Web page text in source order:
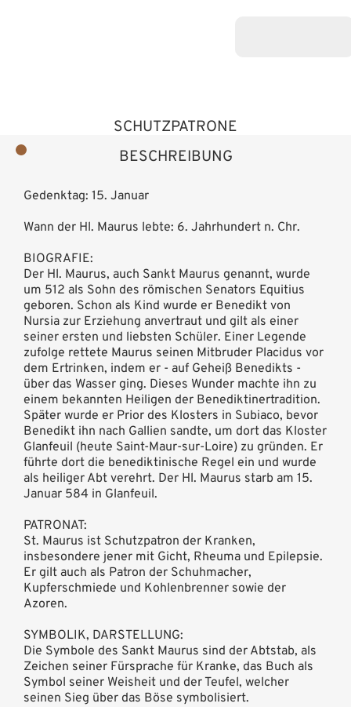
BESCHREIBUNG
SCHUTZPATRONE
Gedenktag: 15. Januar
Wann der Hl. Maurus lebte: 6. Jahrhundert n. Chr.
BIOGRAFIE:
Der Hl. Maurus, auch Sankt Maurus genannt, wurde
um 512 als Sohn des römischen Senators Equitius
geboren. Schon als Kind wurde er Benedikt von
Nursia zur Erziehung anvertraut und gilt als einer
seiner ersten und liebsten Schüler. Einer Legende
zufolge rettete Maurus seinen Mitbruder Placidus vor
dem Ertrinken, indem er - auf Geheiß Benedikts -
über das Wasser ging. Dieses Wunder machte ihn zu
einem bekannten Heiligen der Benediktinertradition.
Später wurde er Prior des Klosters in Subiaco, bevor
Benedikt ihn nach Gallien sandte, um dort das Kloster
Glanfeuil (heute Saint-Maur-sur-Loire) zu gründen. Er
führte dort die benediktinische Regel ein und wurde
als heiliger Abt verehrt. Der Hl. Maurus starb am 15.
Januar 584 in Glanfeuil.
PATRONAT:
St. Maurus ist Schutzpatron der Kranken,
insbesondere jener mit Gicht, Rheuma und Epilepsie.
Er gilt auch als Patron der Schuhmacher,
Kupferschmiede und Kohlenbrenner sowie der
Azoren.
SYMBOLIK, DARSTELLUNG:
Die Symbole des Sankt Maurus sind der Abtstab, als
Zeichen seiner Fürsprache für Kranke, das Buch als
Symbol seiner Weisheit und der Teufel, welcher
seinen Sieg über das Böse symbolisiert.